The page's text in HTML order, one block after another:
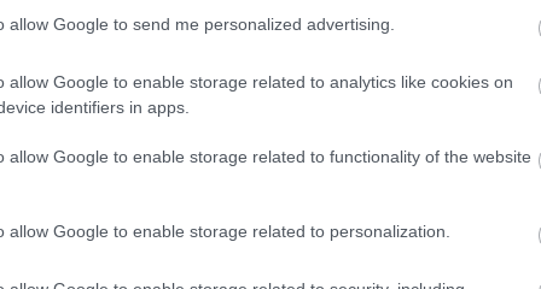
allow Google to send me personalized advertising.
allow Google to enable storage related to analytics like cookies on
identifiers in apps.
allow Google to enable storage related to functionality of the website
allow Google to enable storage related to personalization.
Αγγλίας, σε μια οικογένεια εργατικής τάξης. Από
College of Art στο Λονδίνο, όπου βρέθηκε μέσα στο
Ο ζωγράφος που έβαλε τον ήλιο του Λος